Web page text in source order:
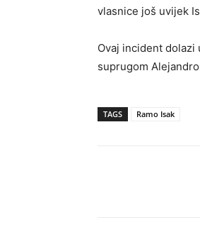
vlasnice još uvijek
Ovaj incident dolazi
suprugom
TAGS Ramo Isak